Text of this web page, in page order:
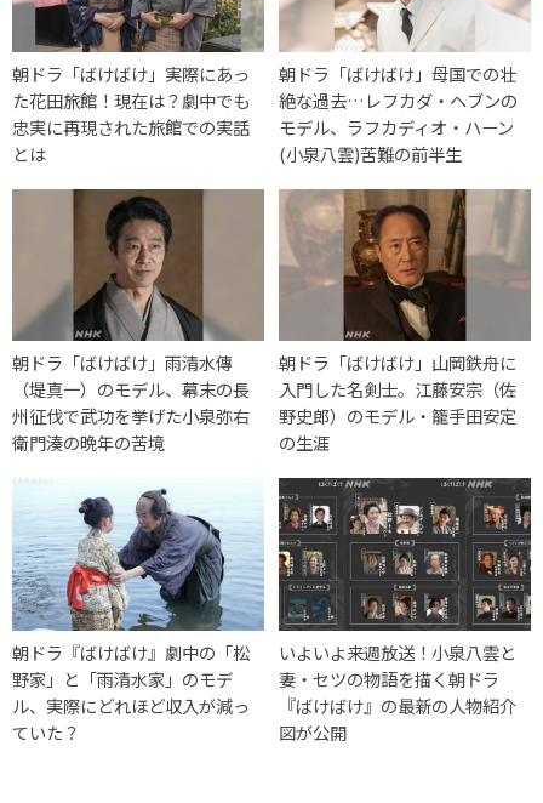
朝ドラ「ばけばけ」実際にあっ
た花田旅館！現在は？劇中でも
忠実に再現された旅館での実話
とは
朝ドラ「ばけばけ」母国での壮
絶な過去…レフカダ・ヘブンの
モデル、ラフカディオ・ハーン
(小泉八雲)苦難の前半生
朝ドラ「ばけばけ」雨清水傳
（堤真一）のモデル、幕末の長
州征伐で武功を挙げた小泉弥右
衛門湊の晩年の苦境
朝ドラ「ばけばけ」山岡鉄舟に
入門した名剣士。江藤安宗（佐
野史郎）のモデル・籠手田安定
の生涯
朝ドラ『ばけばけ』劇中の「松
野家」と「雨清水家」のモデ
ル、実際にどれほど収入が減っ
ていた？
いよいよ来週放送！小泉八雲と
妻・セツの物語を描く朝ドラ
『ばけばけ』の最新の人物紹介
図が公開